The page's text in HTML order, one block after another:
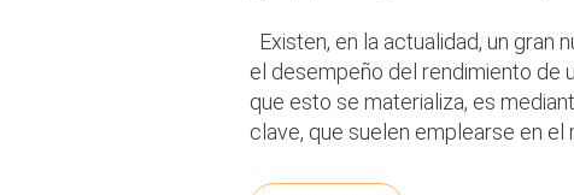
Existen, en la actualidad, un gran
el desempeño del rendimiento de
que esto se materializa, es
clave, que suelen emplearse en el